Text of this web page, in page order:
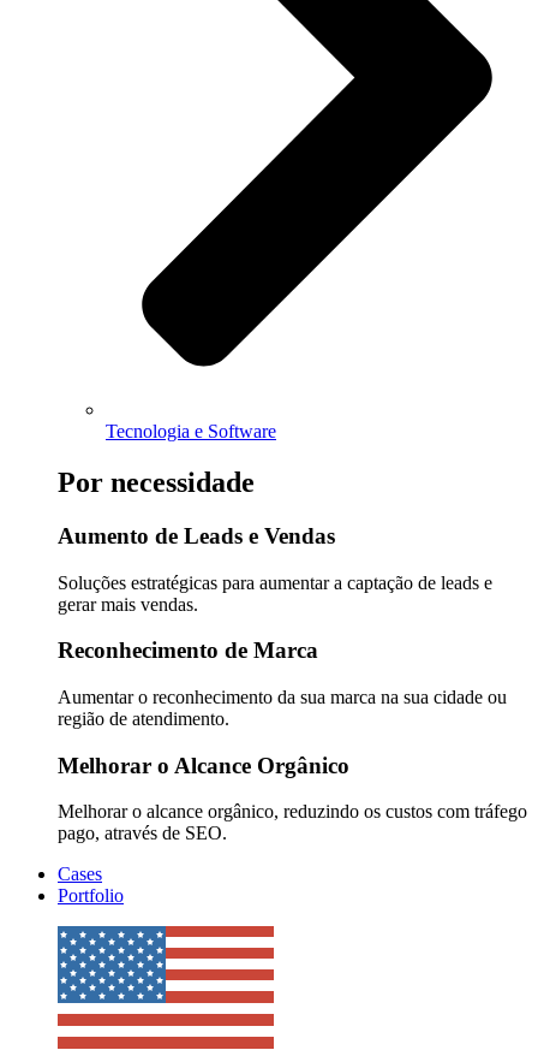
Tecnologia e Software
Por necessidade
Aumento de Leads e Vendas
Soluções estratégicas para aumentar a captação de leads e
gerar mais vendas.
Reconhecimento de Marca
Aumentar o reconhecimento da sua marca na sua cidade ou
região de atendimento.
Melhorar o Alcance Orgânico
Melhorar o alcance orgânico, reduzindo os custos com tráfego
pago, através de SEO.
Cases
Portfolio